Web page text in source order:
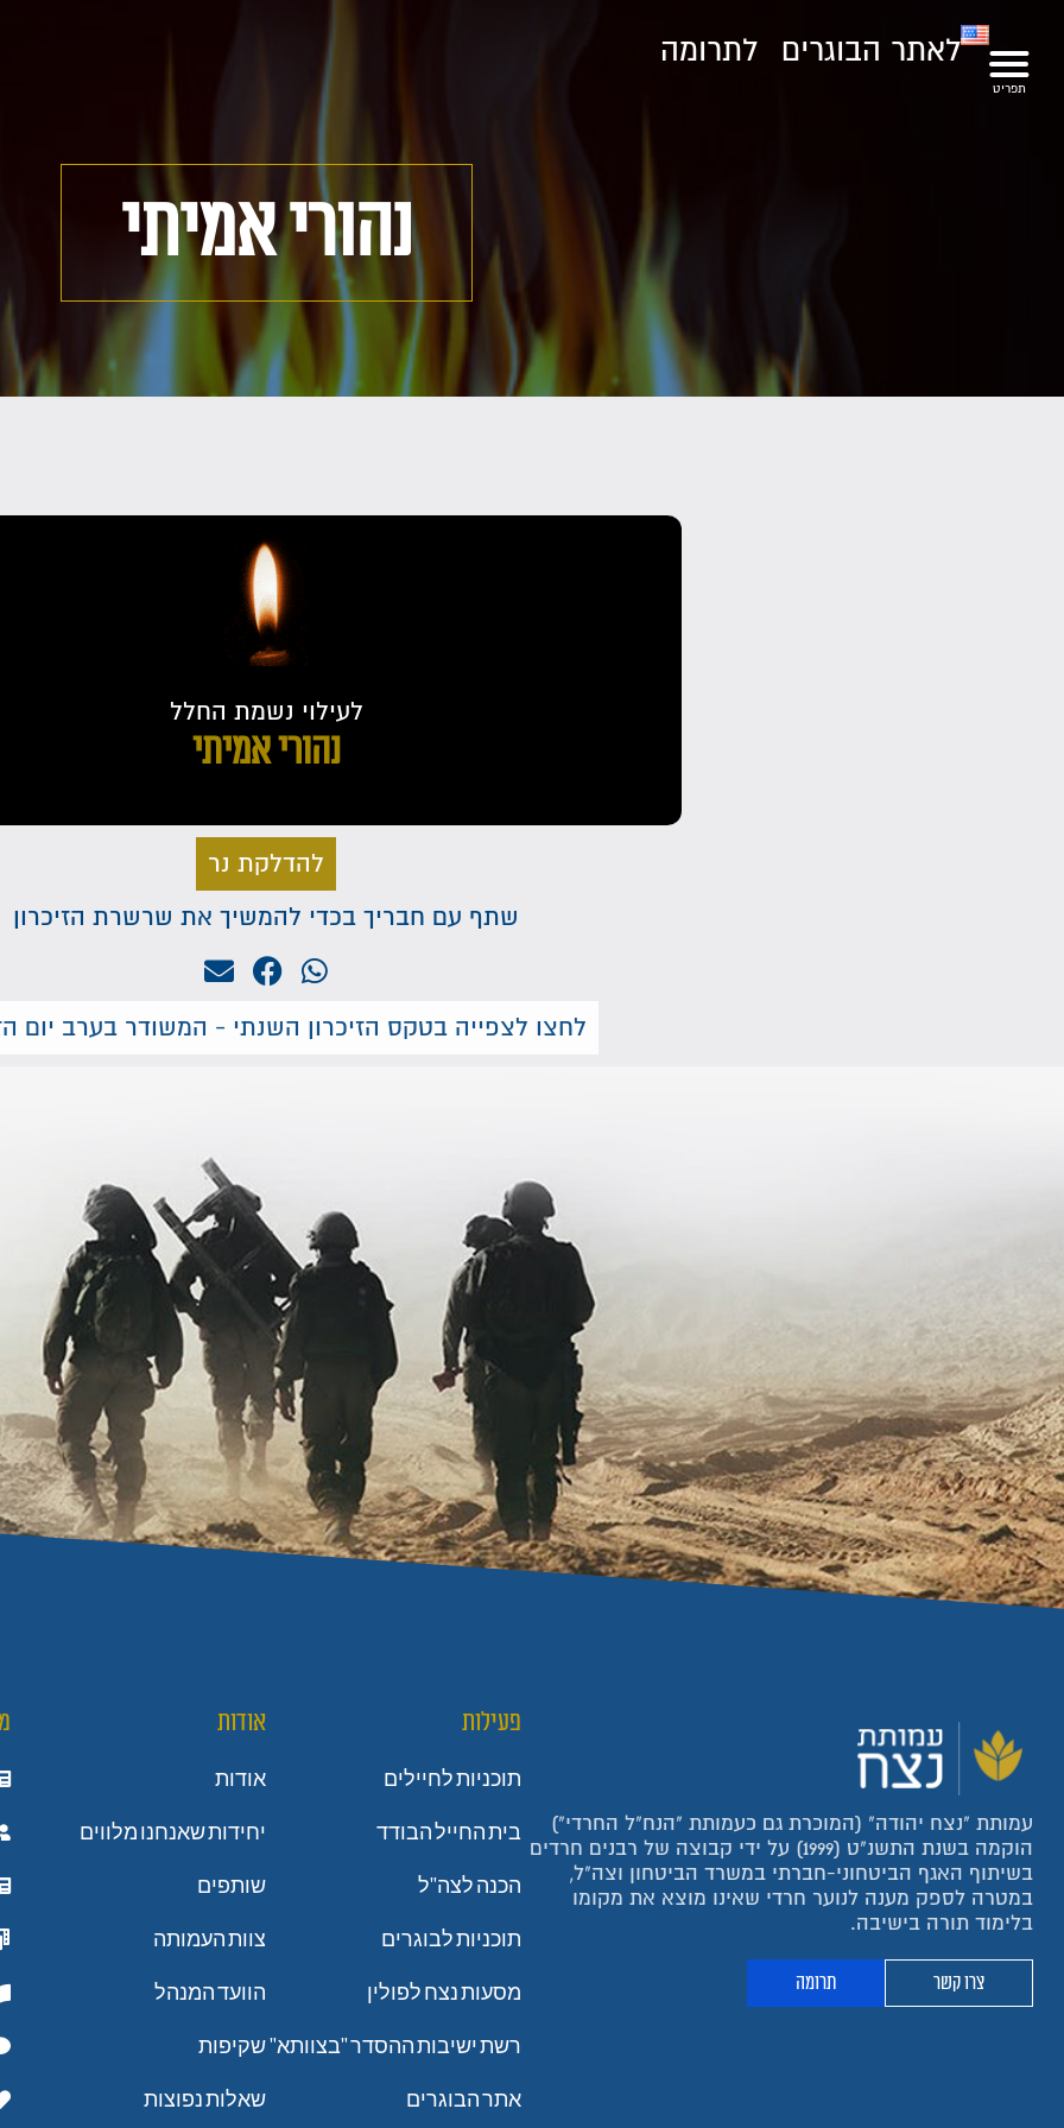
לאתר הבוגרים לתרומה
נהורי אמיתי
לעילוי נשמת החלל
נהורי אמיתי
להדלקת נר
שתף עם חבריך בכדי להמשיך את שרשרת הזיכרון
לחצו לצפייה בטקס הזיכרון השנתי - המשודר בערב יום
עמותת "נצח יהודה" (המוכרת גם כעמותת "הנח"ל החרדי")
הוקמה בשנת התשנ"ט (1999) על ידי קבוצה של רבנים חרדים
בשיתוף האגף הביטחוני-חברתי במשרד הביטחון וצה"ל,
במטרה לספק מענה לנוער חרדי שאינו מוצא את מקומו
בלימוד תורה בישיבה.
צרו קשר תרומה
פעילות
תוכניות לחיילים
בית החייל הבודד
הכנה לצה"ל
תוכניות לבוגרים
מסעות נצח לפולין
רשת ישיבות ההסדר "בצוותא"
אתר הבוגרים
אודות
אודות
יחידות שאנחנו מלווים
שותפים
צוות העמותה
הוועד המנהל
שקיפות
שאלות נפוצות